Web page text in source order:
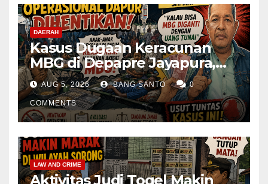
DAERAH
Kasus Dugaan Keracunan
MBG di Depapre Jayapura,
Aktivis Papua Minta
Operasional Dapur
Dihentikan & Evaluasi
Menyeluruh
AUG 5, 2026 BANG SANTO 0
COMMENTS
LAW AND CRIME
Aktivitas Judi Togel Makin